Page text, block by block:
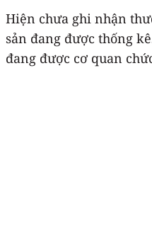
Hiện chưa ghi nhận
sản đang được thống
đang được cơ quan